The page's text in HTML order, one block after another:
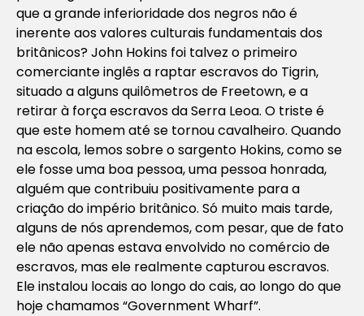
que a grande inferioridade dos negros não é
inerente aos valores culturais fundamentais dos
britânicos? John Hokins foi talvez o primeiro
comerciante inglês a raptar escravos do Tigrin,
situado a alguns quilômetros de Freetown, e a
retirar à força escravos da Serra Leoa. O triste é
que este homem até se tornou cavalheiro. Quando
na escola, lemos sobre o sargento Hokins, como se
ele fosse uma boa pessoa, uma pessoa honrada,
alguém que contribuiu positivamente para a
criação do império britânico. Só muito mais tarde,
alguns de nós aprendemos, com pesar, que de fato
ele não apenas estava envolvido no comércio de
escravos, mas ele realmente capturou escravos.
Ele instalou locais ao longo do cais, ao longo do que
hoje chamamos “Government Wharf”.